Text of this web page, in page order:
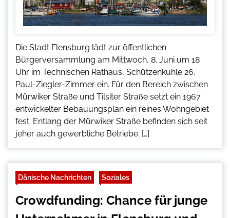
Die Stadt Flensburg lädt zur öffentlichen
Bürgerversammlung am Mittwoch, 8. Juni um 18
Uhr im Technischen Rathaus, Schützenkuhle 26,
Paul-Ziegler-Zimmer ein. Für den Bereich zwischen
Mürwiker Straße und Tilsiter Straße setzt ein 1967
entwickelter Bebauungsplan ein reines Wohngebiet
fest. Entlang der Mürwiker Straße befinden sich seit
jeher auch gewerbliche Betriebe. […]
Dänische Nachrichten Soziales
Crowdfunding: Chance für junge